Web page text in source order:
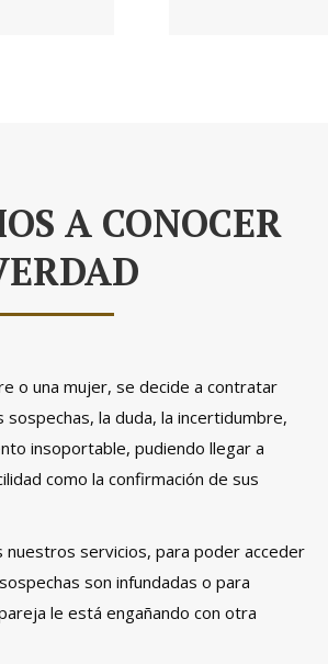
A CONOCER
o una mujer, se decide a contratar
la duda, la incertidumbre,
insoportable, pudiendo llegar a
como la confirmación de sus
servicios, para poder acceder
son infundadas o para
le está engañando con otra